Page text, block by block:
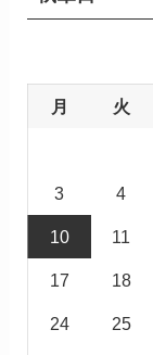
月
火
3 4
10 11
17 18
24 25